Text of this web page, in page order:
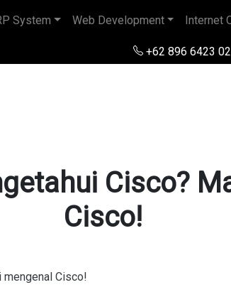
+62 896 6423
System Web Development Internet
Cisco?
Cisco!